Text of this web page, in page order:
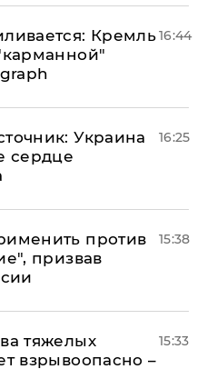
Кремль16:44
Украина
сердце
16:25
против
призвав
15:38
тяжелых
взрывоопасно –
15:33